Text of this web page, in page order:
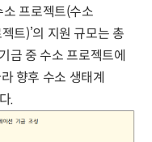
소 프로젝트(수소
트)’의 지원 규모는 총
금 중 수소 프로젝트에
향후 수소 생태계
.